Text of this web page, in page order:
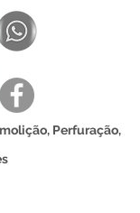
Perfuração,